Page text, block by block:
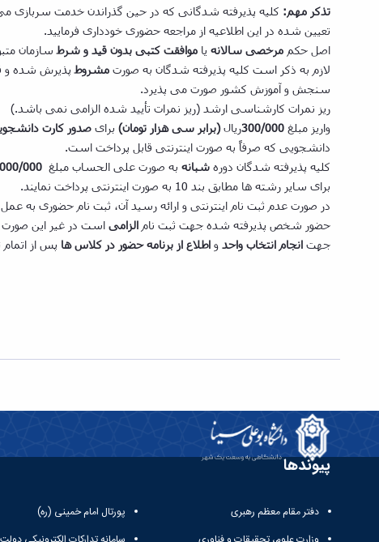
تذکر مهم: کلیه پذیرفته­ شدگانی که در حین گذراندن خدمت سربازی
تعیین شده در این اطلاعیه از مراجعه حضوری خودداری فرمایید.
اصل حکم مرخصی سالانه یا موافقت کتبی بدون قید و شرطسازمان
لازم به ذکر است کلیه پذیرفته­ شدگان به صورت مشروطپذیرش­ شده و
سنجش و آموزش کشور صورت می­ پذیرد.
ریز نمرات کارشناسی ارشد (ریز نمرات تأیید شده الزامی نمی باشد.)
واریز مبلغ 300/000ریال(برابر سی هزار تومان) برای صدور کارت
دانشجویی که صرفاً به صورت اینترنتی قابل پرداخت است.
کلیه پذیرفته­ شدگان دوره شبانه به صورت علی­ الحساب مبلغ 000
برای سایر رشته­ ها مطابق بند 10 به صورت اینترنتی پرداخت نمایند.
در صورت عدم ثبت نام اینترنتی و ارائه رسید آن، ثبت­ نام حضوری به
حضور شخص پذیرفته­ شده جهت ثبت­ نام الزامی است در غیر این
جهت انجام انتخاب واحد و اطلاع از برنامه حضور در کلاس ها پس از اتمام
پیوندها
دفتر مقام معظم رهبری
پورتال امام خمینی (ره)